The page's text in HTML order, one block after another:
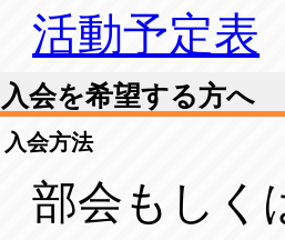
活動予定表
入会を希望する方へ
入会方法
部会もしく